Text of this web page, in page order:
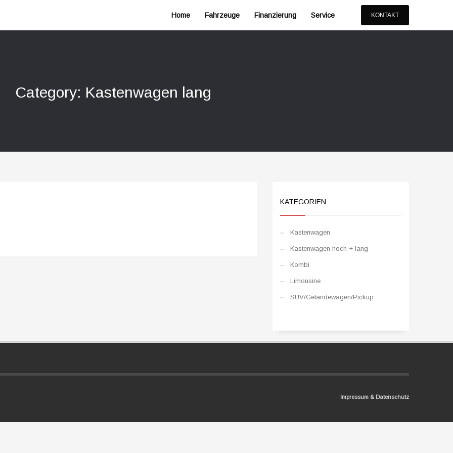
Home Fahrzeuge Finanzierung Service KONTAKT
Category: Kastenwagen lang
KATEGORIEN
Kastenwagen
Kastenwagen hoch + lang
Kombi
Limousine
SUV/Geländewagen/Pickup
Impressum & Datenschutz